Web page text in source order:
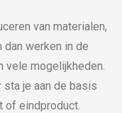
van materialen,
werken in de
vele mogelijkheden.
je aan de basis
of eindproduct.